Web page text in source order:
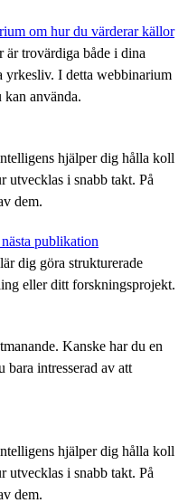
om hur du värderar källor
trovärdiga både i dina
I detta webbinarium
använda.
hjälper dig hålla koll
utvecklas i snabb takt. På
dem.
publikation
dig göra strukturerade
eller ditt forskningsprojekt.
Kanske har du en
bara intresserad av att
hjälper dig hålla koll
utvecklas i snabb takt. På
dem.